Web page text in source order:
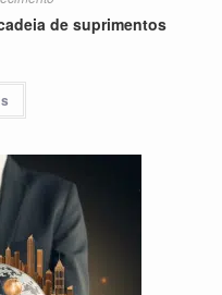
de suprimentos